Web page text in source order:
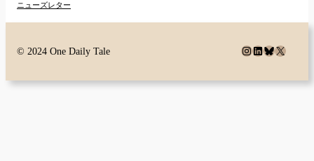
ニューズレター
© 2024 One Daily Tale Instagram
LinkedIn
Bluesky
X